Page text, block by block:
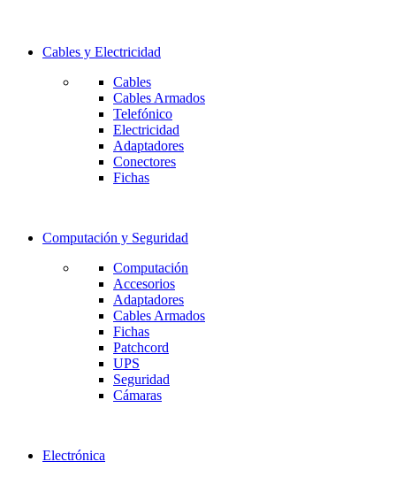
Cables y Electricidad
Cables
Cables Armados
Telefónico
Electricidad
Adaptadores
Conectores
Fichas
Computación y Seguridad
Computación
Accesorios
Adaptadores
Cables Armados
Fichas
Patchcord
UPS
Seguridad
Cámaras
Electrónica